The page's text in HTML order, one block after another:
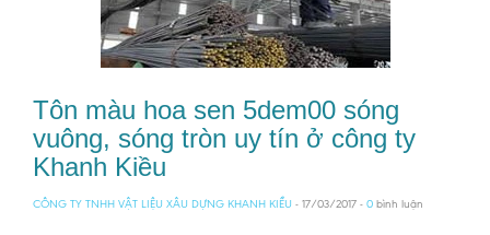
Tôn màu hoa sen 5dem00 sóng
vuông, sóng tròn uy tín ở công ty
Khanh Kiều
CÔNG TY TNHH VẬT LIỆU XÂU DỰNG KHANH KIỀU - 17/03/2017 - 0 bình luận